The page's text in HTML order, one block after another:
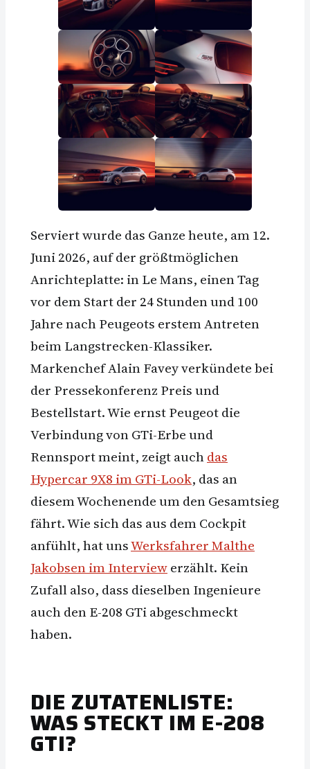
Serviert wurde das Ganze heute, am 12.
Juni 2026, auf der größtmöglichen
Anrichteplatte: in Le Mans, einen Tag
vor dem Start der 24 Stunden und 100
Jahre nach Peugeots erstem Antreten
beim Langstrecken-Klassiker.
Markenchef Alain Favey verkündete bei
der Pressekonferenz Preis und
Bestellstart. Wie ernst Peugeot die
Verbindung von GTi-Erbe und
Rennsport meint, zeigt auchdas
Hypercar 9X8 im GTi-Look, das an
diesem Wochenende um den Gesamtsieg
fährt. Wie sich das aus dem Cockpit
anfühlt, hat unsWerksfahrer Malthe
Jakobsen im Interviewerzählt. Kein
Zufall also, dass dieselben Ingenieure
auch den E-208 GTi abgeschmeckt
haben.
DIE ZUTATENLISTE:
WAS STECKT IM E-208
GTI?